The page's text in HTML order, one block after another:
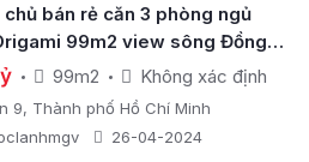
chủ bán rẻ căn 3 phòng ngủ
99m2 view sông Đồng
99m2 Không xác định
9, Thành phố Hồ Chí Minh
26-04-2024